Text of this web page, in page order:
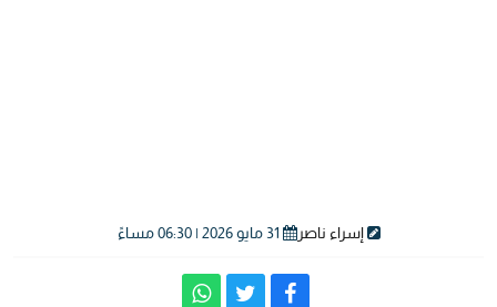
إسراء ناصر